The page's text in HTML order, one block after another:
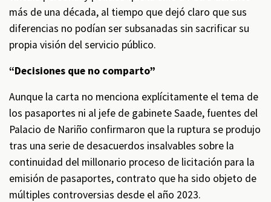
más de una década, al tiempo que dejó claro que sus
diferencias no podían ser subsanadas sin sacrificar su
propia visión del servicio público.
“Decisiones que no comparto”
Aunque la carta no menciona explícitamente el tema de
los pasaportes ni al jefe de gabinete Saade, fuentes del
Palacio de Nariño confirmaron que la ruptura se produjo
tras una serie de desacuerdos insalvables sobre la
continuidad del millonario proceso de licitación para la
emisión de pasaportes, contrato que ha sido objeto de
múltiples controversias desde el año 2023.